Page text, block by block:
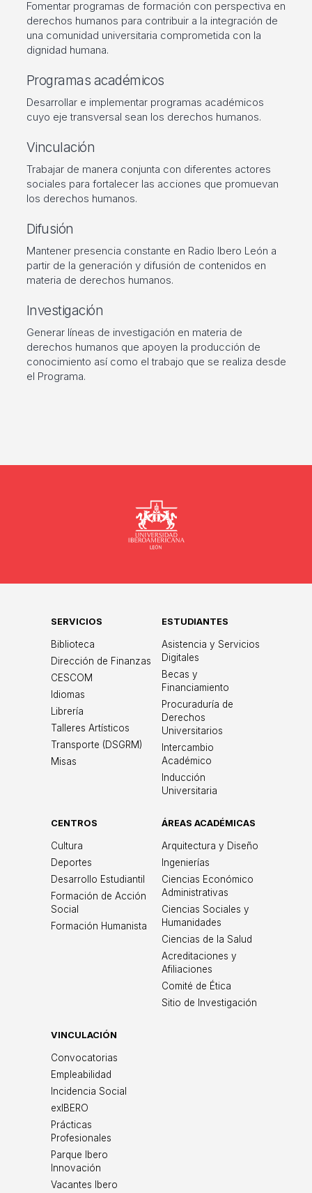
Fomentar programas de formación con perspectiva en
derechos humanos para contribuir a la integración de
una comunidad universitaria comprometida con la
dignidad humana.
Programas académicos
Desarrollar e implementar programas académicos
cuyo eje transversal sean los derechos humanos.
Vinculación
Trabajar de manera conjunta con diferentes actores
sociales para fortalecer las acciones que promuevan
los derechos humanos.
Difusión
Mantener presencia constante en Radio Ibero León a
partir de la generación y difusión de contenidos en
materia de derechos humanos.
Investigación
Generar líneas de investigación en materia de
derechos humanos que apoyen la producción de
conocimiento así como el trabajo que se realiza desde
el Programa.
SERVICIOS
Biblioteca
Dirección de Finanzas
CESCOM
Idiomas
Librería
Talleres Artísticos
Transporte (DSGRM)
Misas
ESTUDIANTES
Asistencia y Servicios
Digitales
Becas y
Financiamiento
Procuraduría de
Derechos
Universitarios
Intercambio
Académico
Inducción
Universitaria
CENTROS
Cultura
Deportes
Desarrollo Estudiantil
Formación de Acción
Social
Formación Humanista
ÁREAS ACADÉMICAS
Arquitectura y Diseño
Ingenierías
Ciencias Económico
Administrativas
Ciencias Sociales y
Humanidades
Ciencias de la Salud
Acreditaciones y
Afiliaciones
Comité de Ética
Sitio de Investigación
VINCULACIÓN
Convocatorias
Empleabilidad
Incidencia Social
exIBERO
Prácticas
Profesionales
Parque Ibero
Innovación
Vacantes Ibero